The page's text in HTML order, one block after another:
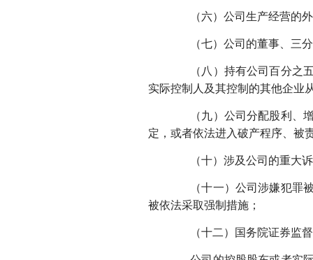
（六）公司生产经营的外
（七）公司的董事、三分
（八）持有公司百分之五
实际控制人及其控制的其他企业
（九）公司分配股利、增
定，或者依法进入破产程序、被
（十）涉及公司的重大诉
（十一）公司涉嫌犯罪被
被依法采取强制措施；
（十二）国务院证券监督